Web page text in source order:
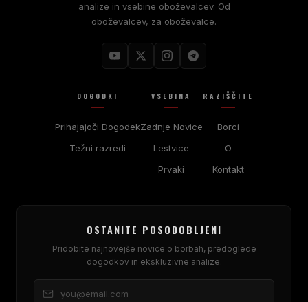
analize in vsebine oboževalcev. Od
oboževalcev, za oboževalce.
DOGODKI
Prihajajoči Dogodek
Težni razredi
VSEBINA
Zadnje Novice
Lestvice
Prvaki
RAZIŠČITE
Borci
O
Kontakt
OSTANITE POSODOBLJENI
Pridobite najnovejše novice o borbah, predoglede
dogodkov in ekskluzivne analize.